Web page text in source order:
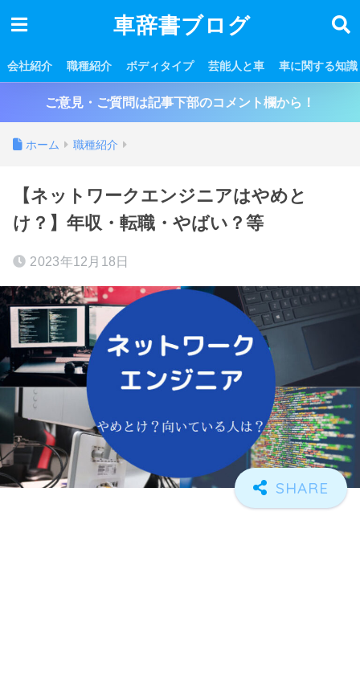
車辞書ブログ
会社紹介 職種紹介 ボディタイプ 芸能人と車 車に関する知識
ご意見・ご質問は記事下部のコメント欄から！
ホーム 職種紹介
【ネットワークエンジニアはやめと
け？】年収・転職・やばい？等
2023年12月18日